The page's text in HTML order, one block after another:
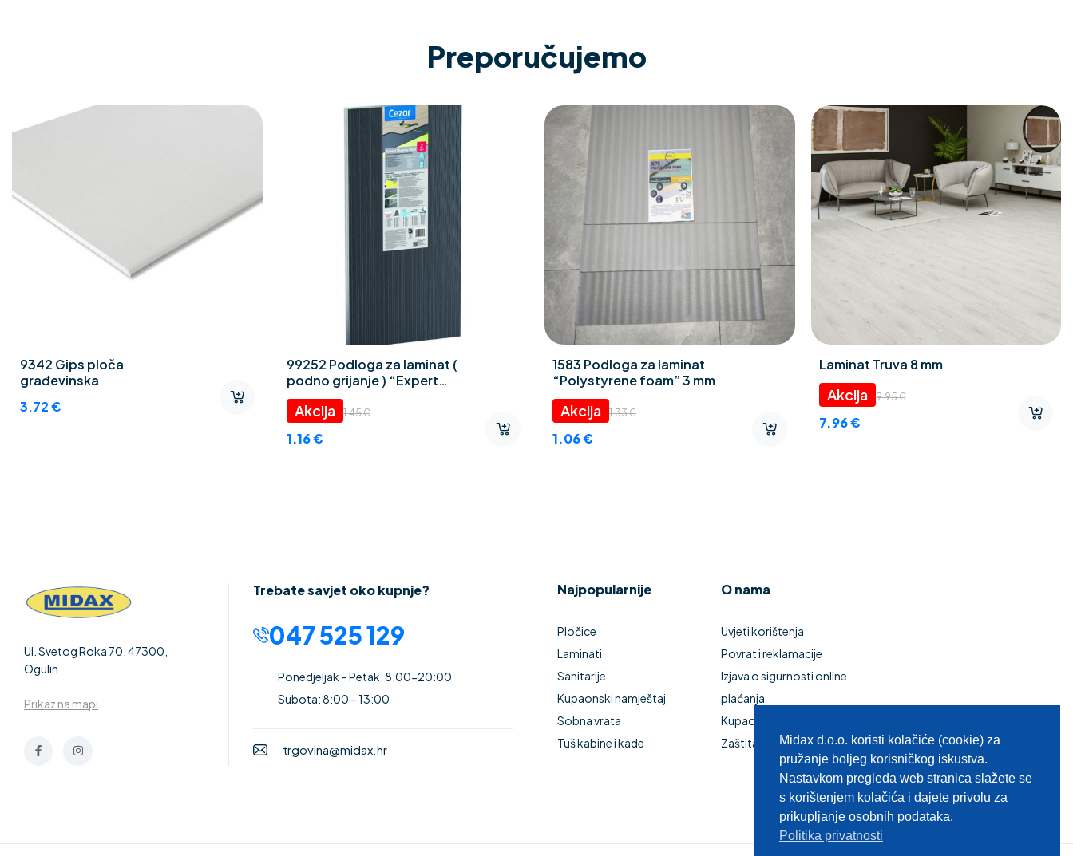
Preporučujemo
9342 Gips ploča
građevinska
3.72€
99252 Podloga za laminat (
podno grijanje ) “Expert
Thermo CEZAR” 2 mm
1.45€
1.16€
1583 Podloga za laminat
“Polystyrene foam” 3 mm
1.33€
1.06€
Laminat Truva 8 mm
9.95€
7.96€
Ul. Svetog Roka 70, 47300,
Ogulin
Prikaz na mapi
Trebate savjet oko kupnje?
047 525 129
Ponedjeljak – Petak: 8:00-20:00
Subota: 8:00 – 13:00
trgovina@midax.hr
Najpopularnije
Pločice
Laminati
Sanitarije
Kupaonski namještaj
Sobna vrata
Tuš kabine i kade
O nama
Uvjeti korištenja
Povrat i reklamacije
Izjava o sigurnosti online
plaćanja
Kupaonski namještaj
Zaštita privatnostiMidax d.o.o. koristi kolačiće (cookie) za
pružanje boljeg korisničkog iskustva.
Nastavkom pregleda web stranica slažete se
s korištenjem kolačića i dajete privolu za
prikupljanje osobnih podataka.
Politika privatnosti